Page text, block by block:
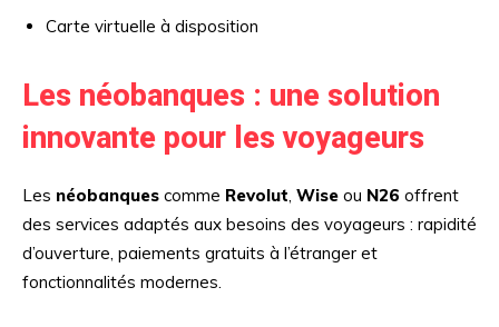
Carte virtuelle à disposition
Les néobanques : une solution
innovante pour les voyageurs
Les néobanques comme Revolut Wise ou N26 offrent
des services adaptés aux besoins des voyageurs : rapidité
d’ouverture, paiements gratuits à l’étranger et
fonctionnalités modernes.